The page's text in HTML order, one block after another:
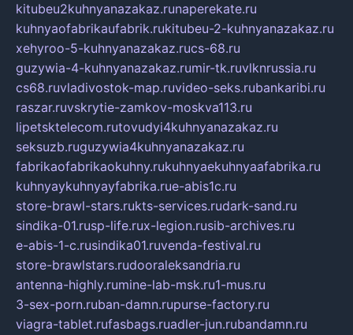
kitubeu2kuhnyanazakaz.runaperekate.ru
kuhnyaofabrikaufabrik.rukitubeu-2-kuhnyanazakaz.ru
xehyroo-5-kuhnyanazakaz.rucs-68.ru
guzywia-4-kuhnyanazakaz.rumir-tk.ruvlknrussia.ru
cs68.ruvladivostok-map.ruvideo-seks.rubankaribi.ru
raszar.ruvskrytie-zamkov-moskva113.ru
lipetsktelecom.rutovudyi4kuhnyanazakaz.ru
seksuzb.ruguzywia4kuhnyanazakaz.ru
fabrikaofabrikaokuhny.rukuhnyaekuhnyaafabrika.ru
kuhnyaykuhnyayfabrika.rue-abis1c.ru
store-brawl-stars.rukts-services.rudark-sand.ru
sindika-01.rusp-life.rux-legion.rusib-archives.ru
e-abis-1-c.rusindika01.ruvenda-festival.ru
store-brawlstars.rudooraleksandria.ru
antenna-highly.rumine-lab-msk.ru1-mus.ru
3-sex-porn.ruban-damn.rupurse-factory.ru
viagra-tablet.rufasbags.ruadler-jun.rubandamn.ru